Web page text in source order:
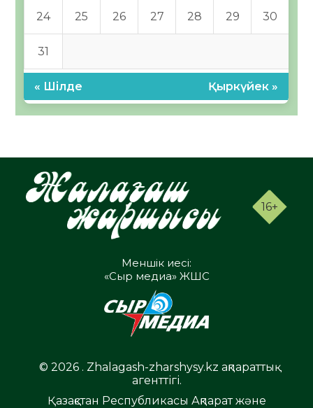
24 25 26 27 28 29 30
31
« Шілде Қыркүйек »
16+
Меншік иесі:
«Сыр медиа» ЖШС
© 2026 . Zhalagash-zharshysy.kz ақпараттық
агенттігі.
Қазақстан Республикасы Ақпарат және